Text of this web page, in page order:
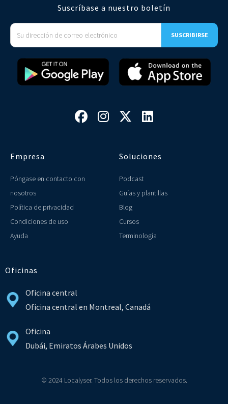
Suscríbase a nuestro boletín
   
Empresa
Póngase en contacto con
nosotros
Política de privacidad
Condiciones de uso
Ayuda
Soluciones
Podcast
Guías y plantillas
Blog
Cursos
Terminología
Oficinas
Oficina central
Oficina central en Montreal, Canadá
Oficina
Dubái, Emiratos Árabes Unidos
© 2024 Localyser. Todos los derechos reservados.